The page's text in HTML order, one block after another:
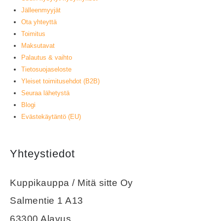
Jälleenmyyjät
Ota yhteyttä
Toimitus
Maksutavat
Palautus & vaihto
Tietosuojaseloste
Yleiset toimitusehdot (B2B)
Seuraa lähetystä
Blogi
Evästekäytäntö (EU)
Yhteystiedot
Kuppikauppa / Mitä sitte Oy
Salmentie 1 A13
63300 Alavus